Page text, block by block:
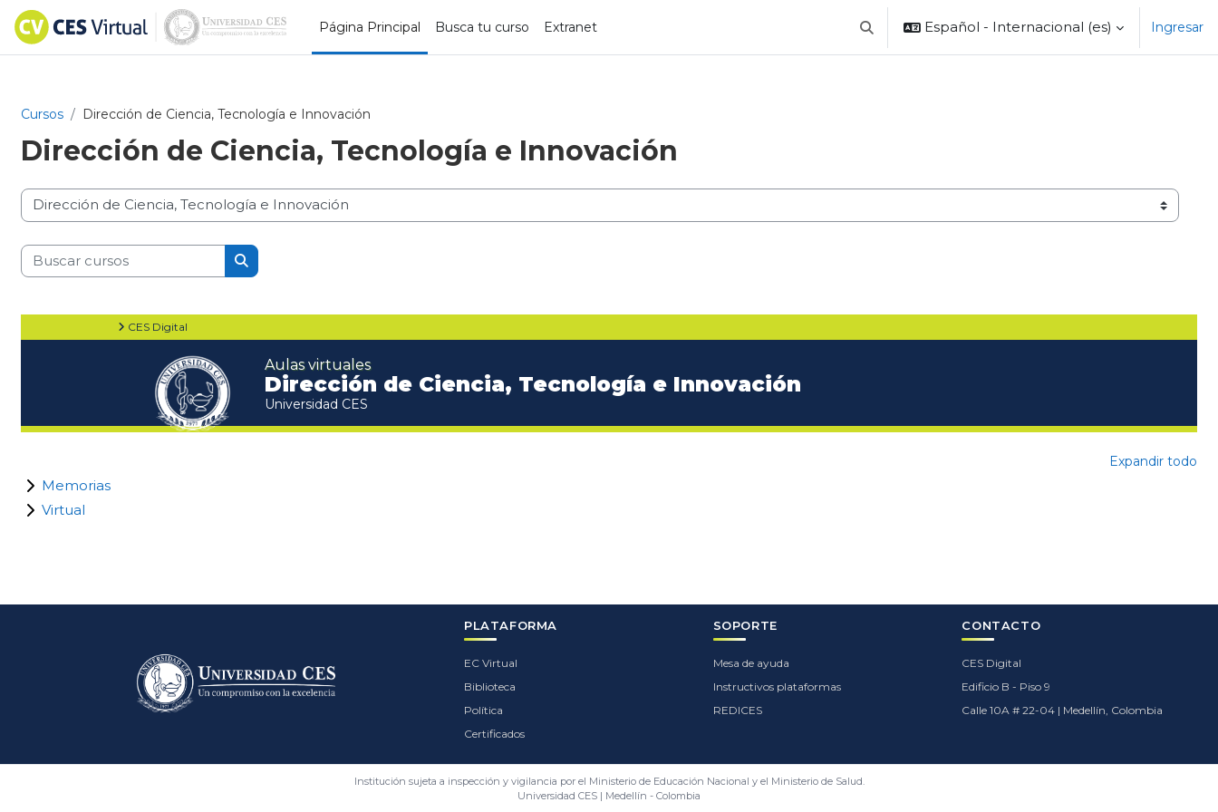
Salta al contenido principal
Página Principal
Busca tu curso Extranet Selector de búsqueda de entrada
Español - Internacional ‎(es)‎ Ingresar
Cursos Dirección de Ciencia, Tecnología e Innovación
Dirección de Ciencia, Tecnología e Innovación
Categorías
Buscar cursos
Buscar cursos
CES Digital
Aulas virtuales
Dirección de Ciencia, Tecnología e Innovación
Universidad CES
Expandir todo
Memorias
Virtual
PLATAFORMA
EC Virtual
Biblioteca
Política
Certificados
SOPORTE
Mesa de ayuda
Instructivos plataformas
REDICES
CONTACTO
CES Digital
Edificio B - Piso 9
Calle 10A # 22-04 | Medellín, Colombia
Institución sujeta a inspección y vigilancia por el Ministerio de Educación Nacional y el Ministerio de Salud.
Universidad CES | Medellín - Colombia